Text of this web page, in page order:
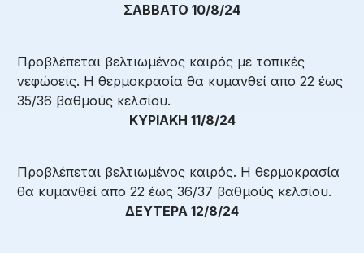
ΣΑΒΒΑΤΟ 10/8/24
Προβλέπεται βελτιωμένος καιρός με τοπικές
νεφώσεις. Η θερμοκρασία θα κυμανθεί απο 22 έως
35/36 βαθμούς κελσίου.
ΚΥΡΙΑΚΗ 11/8/24
Προβλέπεται βελτιωμένος καιρός. Η θερμοκρασία
θα κυμανθεί απο 22 έως 36/37 βαθμούς κελσίου.
ΔΕΥΤΕΡΑ 12/8/24